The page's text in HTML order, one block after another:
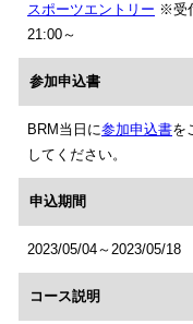
スポーツエントリー ※受
21:00～
参加申込書
BRM当日に参加申込書を
してください。
申込期間
2023/05/04～2023/05/18
コース説明